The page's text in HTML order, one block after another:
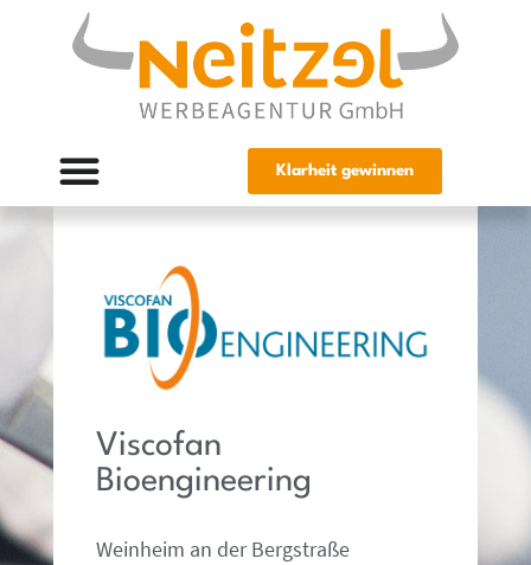
Klarheit gewinnen
Viscofan
Bioengineering
Weinheim an der Bergstraße